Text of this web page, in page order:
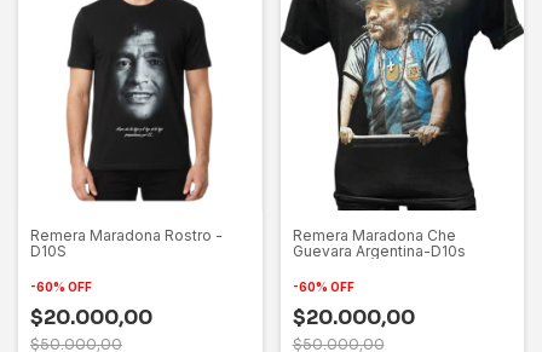
Remera Maradona Rostro -
D10S
-60% OFF
$20.000,00
$50.000,00
Remera Maradona Che
Guevara Argentina-D10s
-60% OFF
$20.000,00
$50.000,00